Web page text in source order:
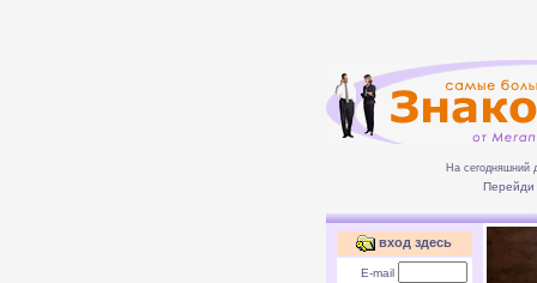
На сегодняшний
Перейди
вход здесь
E-mail